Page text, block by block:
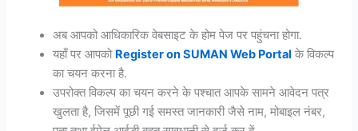
अब आपको आधिकारिक वेबसाइट के होम पेज पर पहुंचना होगा.
यहाँ पर आपको Register on SUMAN Web Portal के विकल्प
का चयन करना है.
उपरोक्त विकल्प का चयन करने के पश्चात आपके सामने आवेदन पत्र
खुलता है, जिसमें पूछी गई समस्त जानकारी जैसे नाम, मोबाइल नंबर,